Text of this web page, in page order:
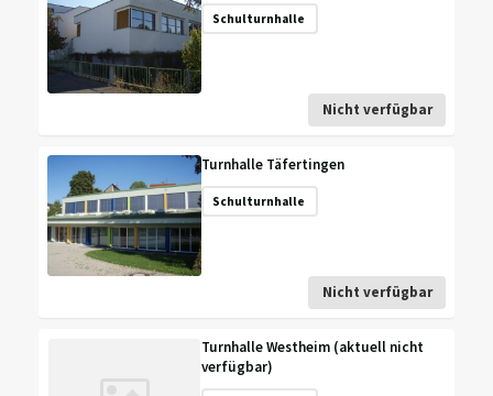
Schulturnhalle
Nicht verfügbar
Turnhalle Täfertingen
Schulturnhalle
Nicht verfügbar
Turnhalle Westheim (aktuell nicht
verfügbar)